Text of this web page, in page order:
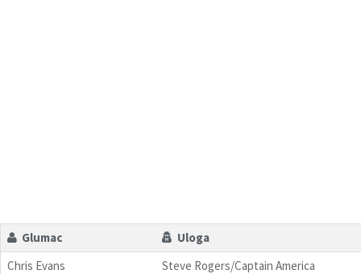
Glumac
Uloga
Chris Evans
Steve Rogers/Captain America